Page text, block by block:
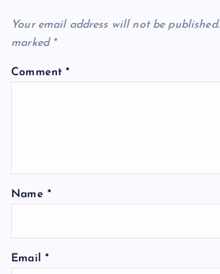
Your email address will not be published.
marked *
Comment*
Name *
Email *